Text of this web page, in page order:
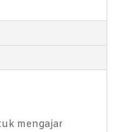
mengajar